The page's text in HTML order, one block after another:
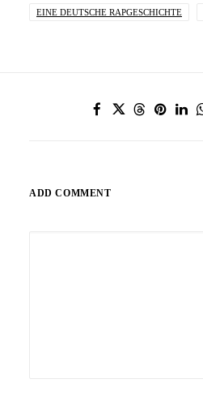
EINE DEUTSCHE RAPGESCHICHTE
ADD COMMENT